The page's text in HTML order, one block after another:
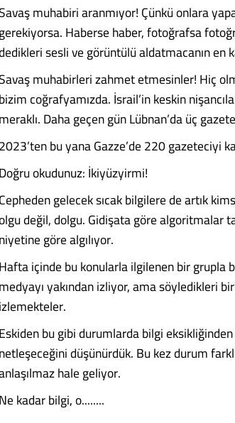
muhabiri aranmıyor! Çünkü onlara
Haberse haber, fotoğrafsa
sesli ve görüntülü aldatmacanın en
muhabirleri zahmet etmesinler! Hiç
bizim coğrafyamızda. İsrail’in keskin
meraklı. Daha geçen gün Lübnan’da üç
2023’ten bu yana Gazze’de 220 gazeteciyi
Doğru okudunuz: İkiyüzyirmi!
Cepheden gelecek sıcak bilgilere de artık
değil, dolgu. Gidişata göre algoritmalar
niyetine göre algılıyor.
Hafta içinde bu konularla ilgilenen bir grupla
medyayı yakından izliyor, ama söyledikleri
izlemekteler.
Eskiden bu gibi durumlarda bilgi eksikliğinden
netleşeceğini düşünürdük. Bu kez durum
hale geliyor.
Ne kadar bilgi, o........